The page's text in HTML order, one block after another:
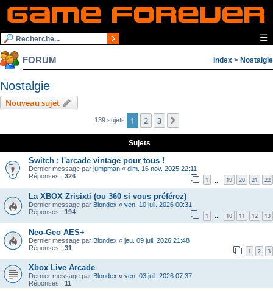
☰
FORUM Index > Nostalgie
Nostalgie
Nouveau sujet
139 sujets 1 2 3
Sujets
Switch : l'arcade vintage pour tous !
Dernier message par jumpman « dim. 16 nov. 2025 22:11
Réponses : 326 1 19 20 21 22
La XBOX Zrisixti (ou 360 si vous préférez)
Dernier message par Blondex « ven. 10 juil. 2026 00:31
Réponses : 194 1 … 10 11 12 13
Neo-Geo AES+
Dernier message par Blondex « jeu. 09 juil. 2026 21:48
Réponses : 31 1 2 3
Xbox Live Arcade
Dernier message par Blondex « ven. 03 juil. 2026 07:37
Réponses : 11